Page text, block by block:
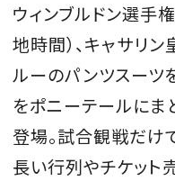
SPUR読者のためのメ
「The SPUR Club」。
めます。
ログイ
ウィンブルドン選手
地時間）、キャサリ
ルーのパンツスーツ
をポニーテールにま
登場。試合観戦だけ
長い行列やチケット